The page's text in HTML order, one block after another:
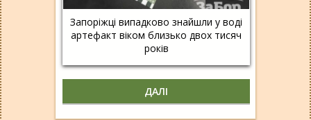
Запоріжці випадково знайшли у воді
артефакт віком близько двох тисяч
років
ДАЛІ